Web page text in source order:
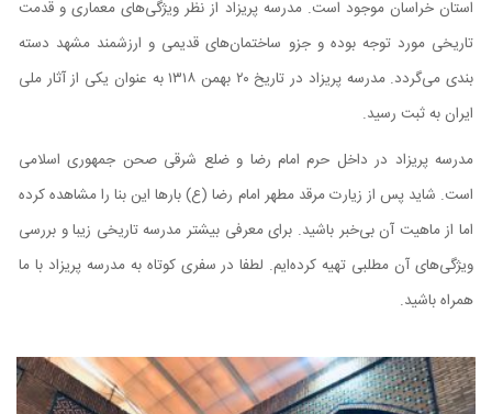
استان خراسان موجود است. مدرسه پریزاد از نظر ویژگی‌های معماری و قدمت
تاریخی مورد توجه بوده و جزو ساختمان‌های قدیمی و ارزشمند مشهد دسته
بندی می‌گردد. مدرسه پریزاد در تاریخ ۲۰ بهمن ۱۳۱۸ به عنوان یکی از آثار ملی
ایران به ثبت رسید.
مدرسه پریزاد در داخل حرم امام رضا و ضلع شرقی صحن جمهوری اسلامی
است. شاید پس از زیارت مرقد مطهر امام رضا (ع) بارها این بنا را مشاهده کرده
اما از ماهیت آن بی‌خبر باشید. برای معرفی بیشتر مدرسه تاریخی زیبا و بررسی
ویژگی‌های آن مطلبی تهیه کرده‌ایم. لطفا در سفری کوتاه به مدرسه پریزاد با ما
همراه باشید.